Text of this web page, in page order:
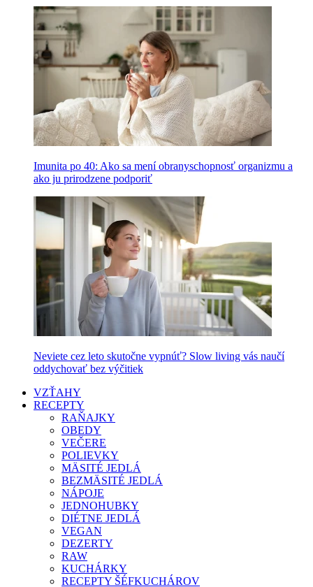
Imunita po 40: Ako sa mení obranyschopnosť organizmu a
ako ju prirodzene podporiť
Neviete cez leto skutočne vypnúť? Slow living vás naučí
oddychovať bez výčitiek
VZŤAHY
RECEPTY
RAŇAJKY
OBEDY
VEČERE
POLIEVKY
MÄSITÉ JEDLÁ
BEZMÄSITÉ JEDLÁ
NÁPOJE
JEDNOHUBKY
DIÉTNE JEDLÁ
VEGAN
DEZERTY
RAW
KUCHÁRKY
RECEPTY ŠÉFKUCHÁROV